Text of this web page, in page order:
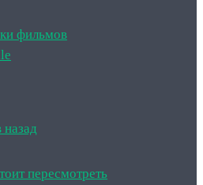
фильмов
назад
пересмотреть